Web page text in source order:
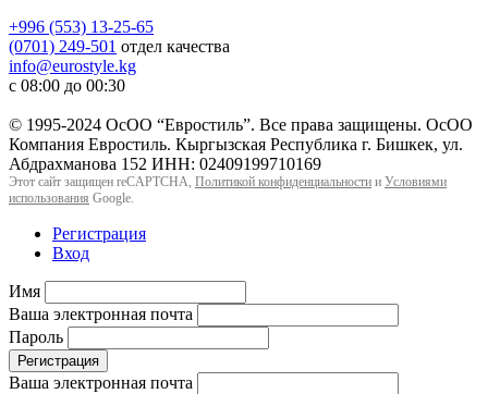
+996 (553) 13-25-65
(0701) 249-501 отдел качества
info@eurostyle.kg
с 08:00 до 00:30
© 1995-2024 ОсОО “Евростиль”. Все права защищены. ОсОО
Компания Евростиль. Кыргызская Республика г. Бишкек, ул.
Абдрахманова 152 ИНН: 02409199710169
Этот сайт защищен reCAPTCHA, Политикой конфиденциальности и Условиями
использования Google.
Регистрация
Вход
Имя
Ваша электронная почта
Пароль
Регистрация
Ваша электронная почта